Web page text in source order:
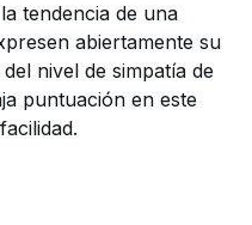
tendencia de una
abiertamente su
nivel de simpatía de
puntuación en este